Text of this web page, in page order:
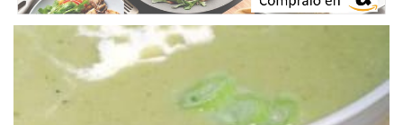
Gelatinas Guarnicion… Helados Hot Dogs
Huevos Mariscos
Panes Para Niños Pastas Pasteles